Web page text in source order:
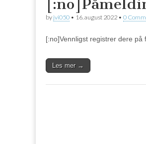
by jvi050 • 16. august 2022 • 0
[:no]Vennligst registrer dere
Les mer →